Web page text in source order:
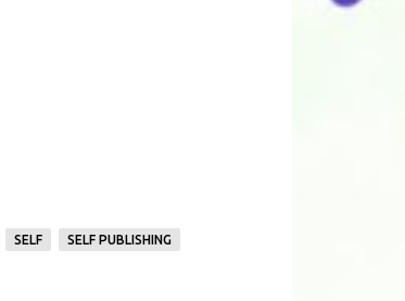
SELF SELF PUBLISHING